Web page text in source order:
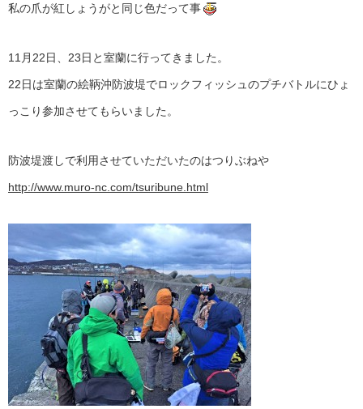
私の爪が紅しょうがと同じ色だって事
11月22日、23日と室蘭に行ってきました。
22日は室蘭の絵鞆沖防波堤でロックフィッシュのプチバトルにひょ
っこり参加させてもらいました。
防波堤渡しで利用させていただいたのはつりぶねや
http://www.muro-nc.com/tsuribune.html